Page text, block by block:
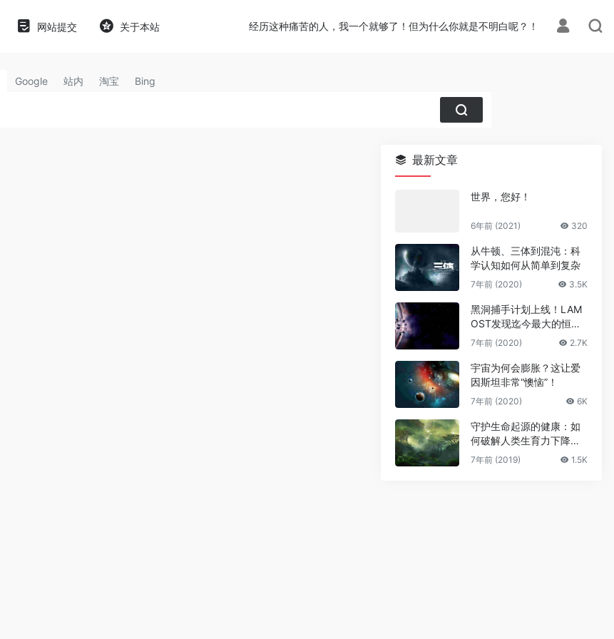
网站提交 关于本站 经历这种痛苦的人，我一个就够了！但为什么你就是不明白呢？！
Google 站内 淘宝 Bing
最新文章
世界，您好！
6年前 (2021) 320
从牛顿、三体到混沌：科
学认知如何从简单到复杂
7年前 (2020) 3.5K
黑洞捕手计划上线！LAM
OST发现迄今最大的恒星
级黑洞
7年前 (2020) 2.7K
宇宙为何会膨胀？这让爱
因斯坦非常“懊恼”！
7年前 (2020) 6K
守护生命起源的健康：如
何破解人类生育力下降难
题
7年前 (2019) 1.5K